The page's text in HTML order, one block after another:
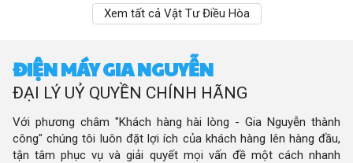
Xem tất cả Vật Tư Điều Hòa
ĐIỆN MÁY GIA NGUYỄN
ĐẠI LÝ UỶ QUYỀN CHÍNH HÃNG
Với phương châm "Khách hàng hài lòng - Gia Nguyễn thành
công" chúng tôi luôn đặt lợi ích của khách hàng lên hàng đầu,
tận tâm phục vụ và giải quyết mọi vấn đề một cách nhanh